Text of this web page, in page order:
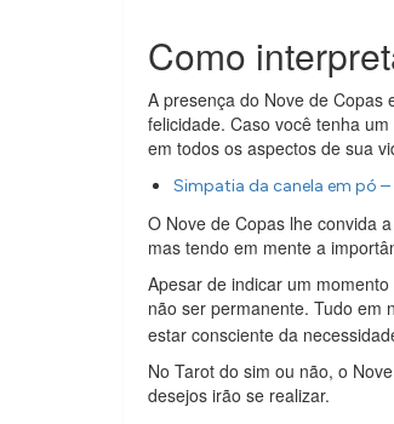
Como
A presença do Nove de Copas
felicidade. Caso você tenha
em todos os aspectos de sua
Simpatia da canela em pó
O Nove de Copas lhe convida
mas tendo em mente a
Apesar de indicar um
não ser permanente. Tudo em
estar consciente da
No Tarot do sim ou não, o
desejos irão se realizar.